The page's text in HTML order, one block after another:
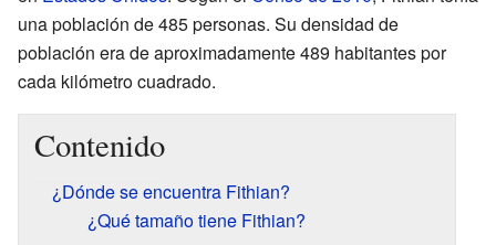
una población de 485 personas. Su densidad de
población era de aproximadamente 489 habitantes por
cada kilómetro cuadrado.
Contenido
¿Dónde se encuentra Fithian?
¿Qué tamaño tiene Fithian?